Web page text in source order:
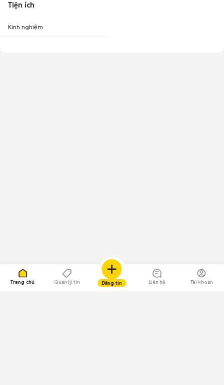
Trang chủ Quản lý tin Đăng tin Liên hệ Tài khoản
Tiện ích
Kinh nghiệm